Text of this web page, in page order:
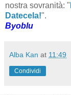
nostra sovranità: "
Datecela!".
Byoblu
Alba Kan at 11:49
Condividi